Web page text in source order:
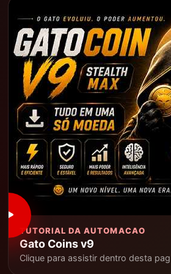
TUTORIAL DA AUTOMACAO
Gato Coins v9
Clique para assistir dentro desta